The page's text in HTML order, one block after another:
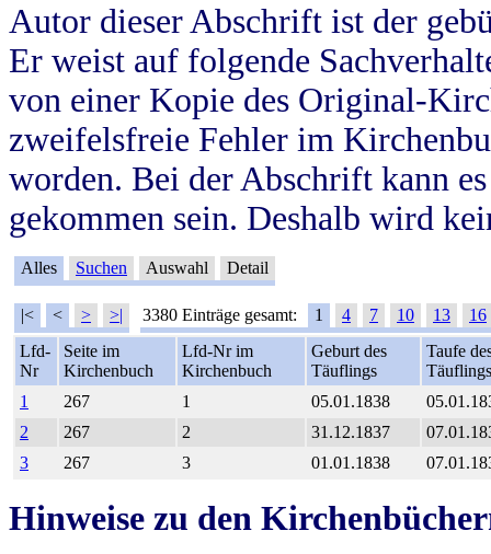
Autor dieser Abschrift ist der
Er weist auf folgende
von einer Kopie des Original-
zweifelsfreie Fehler im
worden. Bei der Abschrift kann
gekommen sein. Deshalb wird
Alles Suchen Auswahl Detail
|< < > >| 3380 Einträge gesamt: 1 4 7 10 13
16
Lfd-
Nr
Seite im
Kirchenbuch
Lfd-Nr im
Kirchenbuch
Geburt des
Täuflings
Taufe
Täuflings
1
267 1 05.01.1838
2
267 2 31.12.1837
3
267 3 01.01.1838
Hinweise zu den